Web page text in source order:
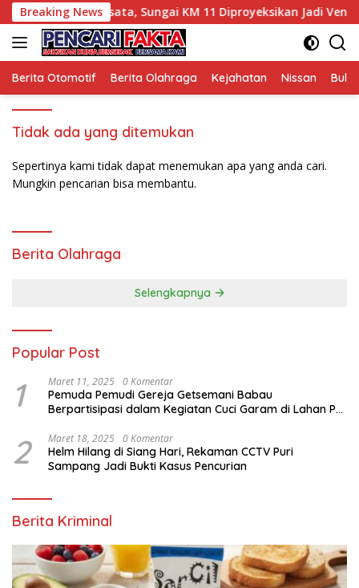
Langsung
ke
konten
Breaking News
Potensi Wisata, Sungai KM 11 Diproyeksikan Jadi Venue
Berita Otomotif Berita Olahraga Kejahatan Nissan
Tidak ada yang ditemukan
Sepertinya kami tidak dapat menemukan apa yang anda cari.
Mungkin pencarian bisa membantu.
Berita Olahraga
Selengkapnya
Popular Post
1 Maret 11, 2025 0 Komentar
Pemuda Pemudi Gereja Getsemani Babau
Berpartisipasi dalam Kegiatan Cuci Garam di Lahan PT.
Kegiatan Paskah
2 Maret 18, 2025 0 Komentar
Helm Hilang di Siang Hari, Rekaman CCTV Puri
Sampang Jadi Bukti Kasus Pencurian
Berita Kriminal